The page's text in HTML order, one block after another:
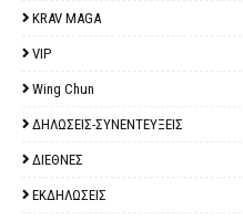
KRAV MAGA
VIP
Wing Chun
ΔΗΛΩΣΕΙΣ-ΣΥΝΕΝΤΕΥΞΕΙΣ
ΔΙΕΘΝΕΣ
ΕΚΔΗΛΩΣΕΙΣ